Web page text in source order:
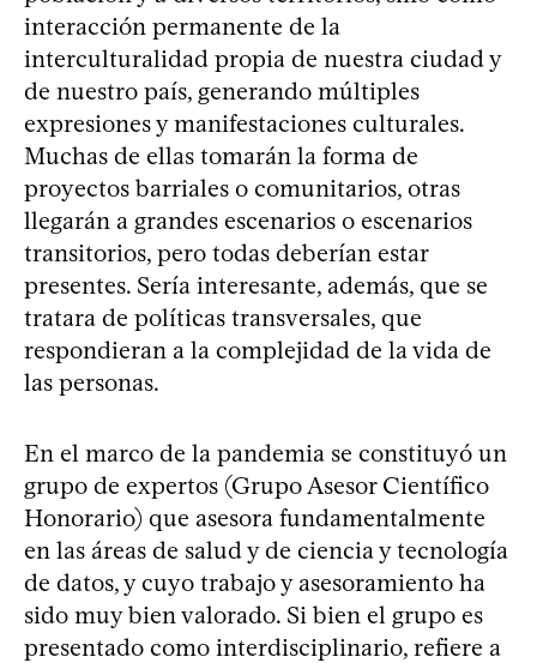
interacción permanente de la
interculturalidad propia de nuestra ciudad y
de nuestro país, generando múltiples
expresiones y manifestaciones culturales.
Muchas de ellas tomarán la forma de
proyectos barriales o comunitarios, otras
llegarán a grandes escenarios o escenarios
transitorios, pero todas deberían estar
presentes. Sería interesante, además, que se
tratara de políticas transversales, que
respondieran a la complejidad de la vida de
las personas.
En el marco de la pandemia se constituyó un
grupo de expertos (Grupo Asesor Científico
Honorario) que asesora fundamentalmente
en las áreas de salud y de ciencia y tecnología
de datos, y cuyo trabajo y asesoramiento ha
sido muy bien valorado. Si bien el grupo es
presentado como interdisciplinario, refiere a